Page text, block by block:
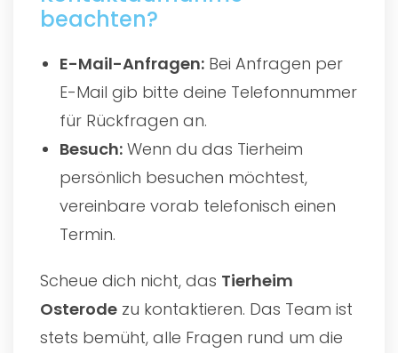
beachten?
E-Mail-Anfragen: Bei Anfragen per
E-Mail gib bitte deine Telefonnummer
für Rückfragen an.
Besuch: Wenn du das Tierheim
persönlich besuchen möchtest,
vereinbare vorab telefonisch einen
Termin.
Scheue dich nicht, das Tierheim
Osterode zu kontaktieren. Das Team ist
stets bemüht, alle Fragen rund um die